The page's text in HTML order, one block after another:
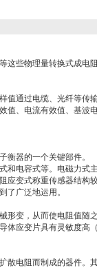
这些物理量转换式成电
值通过电缆、光纤等传
值、电流有效值、基波
器的一个关键部件。
电容式等。电磁力式
应变式称重传感器结构
了广泛地运用。
形变，从而使电阻值随
体应变片具有灵敏度高
散电阻而制成的器件。